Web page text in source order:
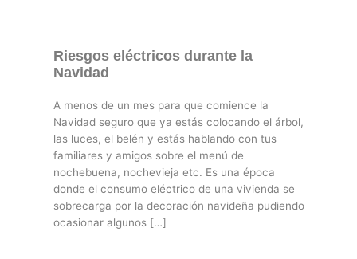
Riesgos eléctricos durante la
Navidad
A menos de un mes para que comience la
Navidad seguro que ya estás colocando el árbol,
las luces, el belén y estás hablando con tus
familiares y amigos sobre el menú de
nochebuena, nochevieja etc. Es una época
donde el consumo eléctrico de una vivienda se
sobrecarga por la decoración navideña pudiendo
ocasionar algunos […]